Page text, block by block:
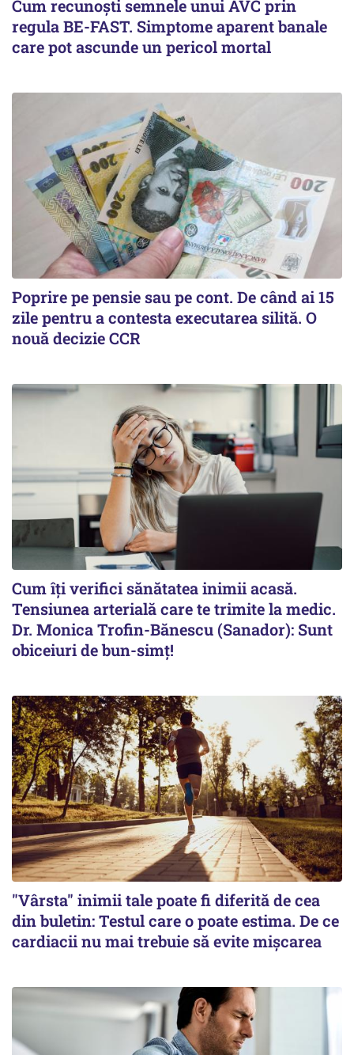
Cum recunoști semnele unui AVC prin
regula BE-FAST. Simptome aparent banale
care pot ascunde un pericol mortal
Poprire pe pensie sau pe cont. De când ai 15
zile pentru a contesta executarea silită. O
nouă decizie CCR
Cum îți verifici sănătatea inimii acasă.
Tensiunea arterială care te trimite la medic.
Dr. Monica Trofin-Bănescu (Sanador): Sunt
obiceiuri de bun-simț!
"Vârsta" inimii tale poate fi diferită de cea
din buletin: Testul care o poate estima. De ce
cardiacii nu mai trebuie să evite mișcarea